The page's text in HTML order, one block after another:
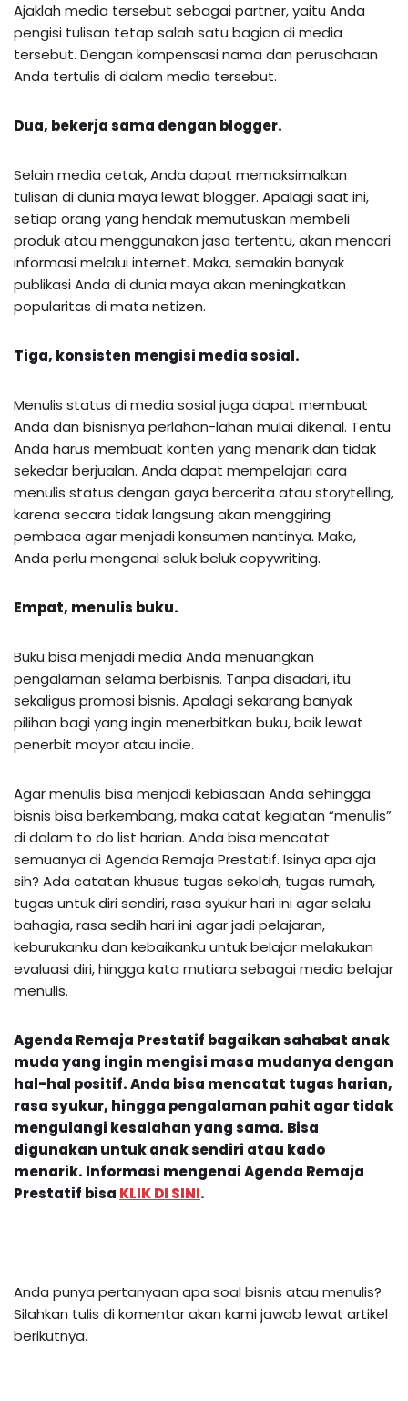
Ajaklah media tersebut sebagai partner, yaitu Anda
pengisi tulisan tetap salah satu bagian di media
tersebut. Dengan kompensasi nama dan perusahaan
Anda tertulis di dalam media tersebut.
Dua, bekerja sama dengan blogger.
Selain media cetak, Anda dapat memaksimalkan
tulisan di dunia maya lewat blogger. Apalagi saat ini,
setiap orang yang hendak memutuskan membeli
produk atau menggunakan jasa tertentu, akan mencari
informasi melalui internet. Maka, semakin banyak
publikasi Anda di dunia maya akan meningkatkan
popularitas di mata netizen.
Tiga, konsisten mengisi media sosial.
Menulis status di media sosial juga dapat membuat
Anda dan bisnisnya perlahan-lahan mulai dikenal. Tentu
Anda harus membuat konten yang menarik dan tidak
sekedar berjualan. Anda dapat mempelajari cara
menulis status dengan gaya bercerita atau storytelling,
karena secara tidak langsung akan menggiring
pembaca agar menjadi konsumen nantinya. Maka,
Anda perlu mengenal seluk beluk copywriting.
Empat, menulis buku.
Buku bisa menjadi media Anda menuangkan
pengalaman selama berbisnis. Tanpa disadari, itu
sekaligus promosi bisnis. Apalagi sekarang banyak
pilihan bagi yang ingin menerbitkan buku, baik lewat
penerbit mayor atau indie.
Agar menulis bisa menjadi kebiasaan Anda sehingga
bisnis bisa berkembang, maka catat kegiatan “menulis”
di dalam to do list harian. Anda bisa mencatat
semuanya di Agenda Remaja Prestatif. Isinya apa aja
sih? Ada catatan khusus tugas sekolah, tugas rumah,
tugas untuk diri sendiri, rasa syukur hari ini agar selalu
bahagia, rasa sedih hari ini agar jadi pelajaran,
keburukanku dan kebaikanku untuk belajar melakukan
evaluasi diri, hingga kata mutiara sebagai media belajar
menulis.
Agenda Remaja Prestatif bagaikan sahabat anak
muda yang ingin mengisi masa mudanya dengan
hal-hal positif. Anda bisa mencatat tugas harian,
rasa syukur, hingga pengalaman pahit agar tidak
mengulangi kesalahan yang sama. Bisa
digunakan untuk anak sendiri atau kado
menarik. Informasi mengenaiAgenda Remaja
Prestatif bisa KLIK DI SINI.
Anda punya pertanyaan apa soal bisnis atau menulis?
Silahkan tulis di komentar akan kami jawab lewat artikel
berikutnya.